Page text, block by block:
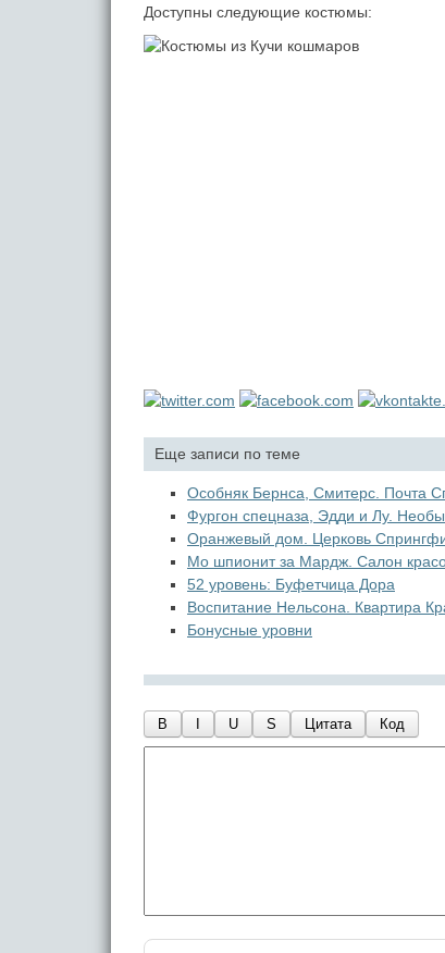
Доступны следующие костюмы:
Еще записи по теме
Особняк Бернса, Смитерс. Почта
Фургон спецназа, Эдди и Лу.
Оранжевый дом. Церковь
Мо шпионит за Мардж. Салон
52 уровень: Буфетчица Дора
Воспитание Нельсона. Квартира
Бонусные уровни
B U S Цитата Код